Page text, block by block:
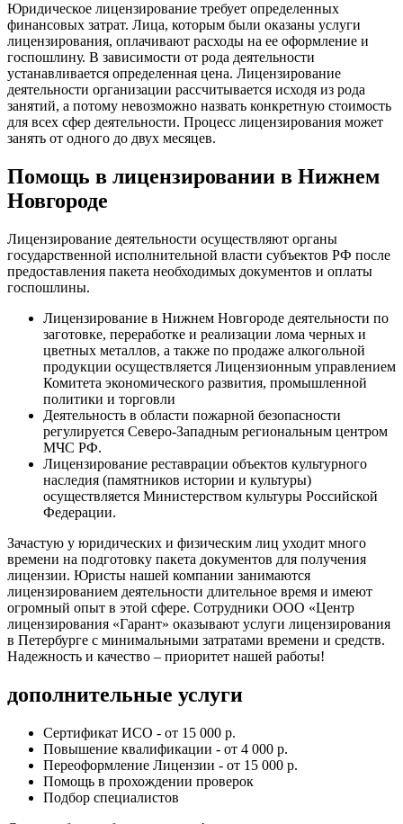
Юридическое лицензирование требует определенных
финансовых затрат. Лица, которым были оказаны услуги
лицензирования, оплачивают расходы на ее оформление и
госпошлину. В зависимости от рода деятельности
устанавливается определенная цена. Лицензирование
деятельности организации рассчитывается исходя из рода
занятий, а потому невозможно назвать конкретную стоимость
для всех сфер деятельности. Процесс лицензирования может
занять от одного до двух месяцев.
Помощь в лицензировании в Нижнем
Новгороде
Лицензирование деятельности осуществляют органы
государственной исполнительной власти субъектов РФ после
предоставления пакета необходимых документов и оплаты
госпошлины.
Лицензирование в Нижнем Новгороде деятельности по
заготовке, переработке и реализации лома черных и
цветных металлов, а также по продаже алкогольной
продукции осуществляется Лицензионным управлением
Комитета экономического развития, промышленной
политики и торговли
Деятельность в области пожарной безопасности
регулируется Северо-Западным региональным центром
МЧС РФ.
Лицензирование реставрации объектов культурного
наследия (памятников истории и культуры)
осуществляется Министерством культуры Российской
Федерации.
Зачастую у юридических и физическим лиц уходит много
времени на подготовку пакета документов для получения
лицензии. Юристы нашей компании занимаются
лицензированием деятельности длительное время и имеют
огромный опыт в этой сфере. Сотрудники ООО «Центр
лицензирования «Гарант» оказывают услуги лицензирования
в Петербурге с минимальными затратами времени и средств.
Надежность и качество – приоритет нашей работы!
дополнительные услуги
Сертификат ИСО - от 15 000 р.
Повышение квалификации - от 4 000 р.
Переоформление Лицензии - от 15 000 р.
Помощь в прохождении проверок
Подбор специалистов